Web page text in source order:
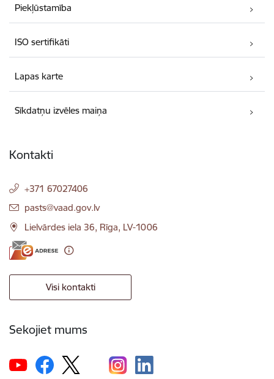
Piekļūstamība
ISO sertifikāti
Lapas karte
Sīkdatņu izvēles maiņa
Kontakti
+371 67027406
E-pasts:
pasts@vaad.gov.lv
Lielvārdes iela 36, Rīga, LV-1006
Visi kontakti
Sekojiet mums